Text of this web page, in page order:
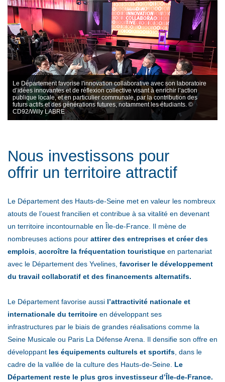
Le Département favorise l'innovation collaborative avec son laboratoire
d’idées innovantes et de réflexion collective visant à enrichir l’action
publique locale, et en particulier communale, par la contribution des
futurs actifs et des générations futures, notamment les étudiants. ©
CD92/Willy LABRE
Nous investissons pour
offrir un territoire attractif
Le Département des Hauts-de-Seine met en valeur les nombreux
atouts de l’ouest francilien et contribue à sa vitalité en devenant
un territoire incontournable en Île-de-France. Il mène de
nombreuses actions pour attirer des entreprises et créer des
emplois accroître la fréquentation touristique en partenariat
avec le Département des Yvelines, favoriser le développement
du travail collaboratif et des financements alternatifs.
Le Département favorise aussi l’attractivité nationale et
internationale du territoire en développant ses
infrastructures par le biais de grandes réalisations comme la
Seine Musicale ou Paris La Défense Arena. Il densifie son offre en
développant les équipements culturels et sportifs , dans le
cadre de la vallée de la culture des Hauts-de-Seine. Le
Département reste le plus gros investisseur d’Île-de-France.